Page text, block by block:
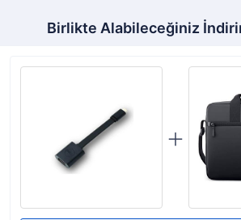
Birlikte Alabileceğiniz